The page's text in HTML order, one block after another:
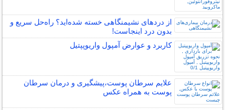
از دردهای نشیمنگاهی خسته شده‌اید؟ راه‌حل سریع و
بدون درد اینجاست!
کاربرد و عوارض آمپول واریوپپتیل
علایم سرطان پوست،پیشگیری و درمان سرطان
پوست به همراه عکس